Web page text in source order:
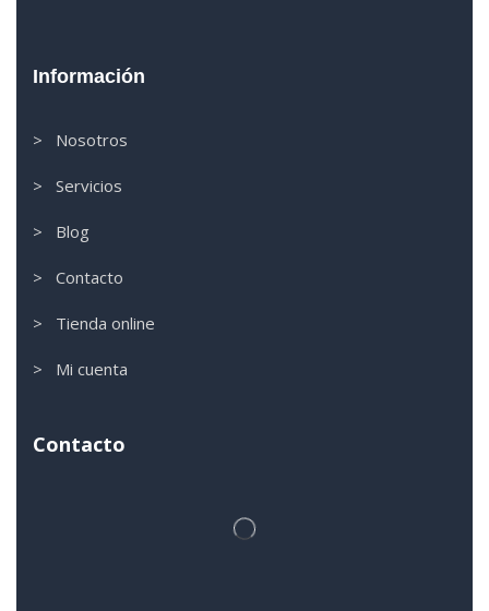
Información
> Nosotros
> Servicios
> Blog
> Contacto
> Tienda online
> Mi cuenta
Contacto